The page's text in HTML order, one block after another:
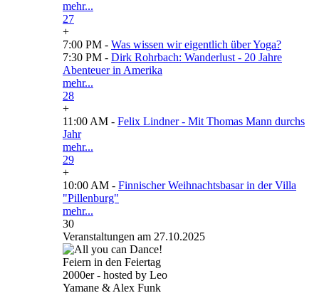
mehr...
27
+
7:00 PM - Was wissen wir eigentlich über Yoga?
7:30 PM - Dirk Rohrbach: Wanderlust - 20 Jahre
Abenteuer in Amerika
mehr...
28
+
11:00 AM - Felix Lindner - Mit Thomas Mann durchs
Jahr
mehr...
29
+
10:00 AM - Finnischer Weihnachtsbasar in der Villa
"Pillenburg"
mehr...
30
Veranstaltungen am 27.10.2025